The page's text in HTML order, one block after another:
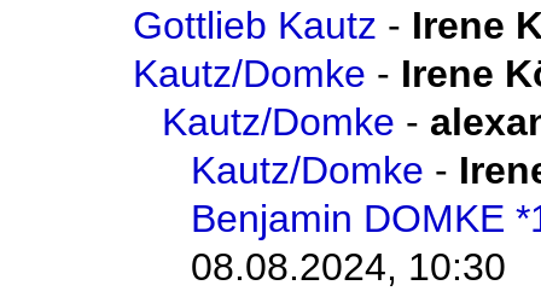
Gottlieb Kautz - Irene
Kautz/Domke - Irene
Kautz/Domke -
Kautz/Domke -
Benjamin DOMKE
08.08.2024, 10:30